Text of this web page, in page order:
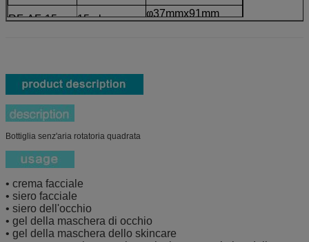
RF-AF-15 15ml φ37mmx91mm
Bottiglia senz'aria rotatoria quadrata
• crema facciale
• siero facciale
• siero dell'occhio
• gel della maschera di occhio
• gel della maschera dello skincare